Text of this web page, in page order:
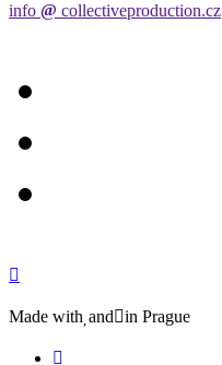
info @ collectiveproduction.cz

Made with andin Prague
